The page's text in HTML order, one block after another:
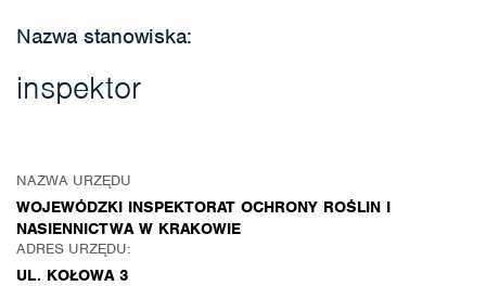
Nazwa stanowiska:
inspektor
NAZWA URZĘDU
WOJEWÓDZKI INSPEKTORAT OCHRONY ROŚLIN I
NASIENNICTWA W KRAKOWIE
ADRES URZĘDU:
UL. KOŁOWA 3